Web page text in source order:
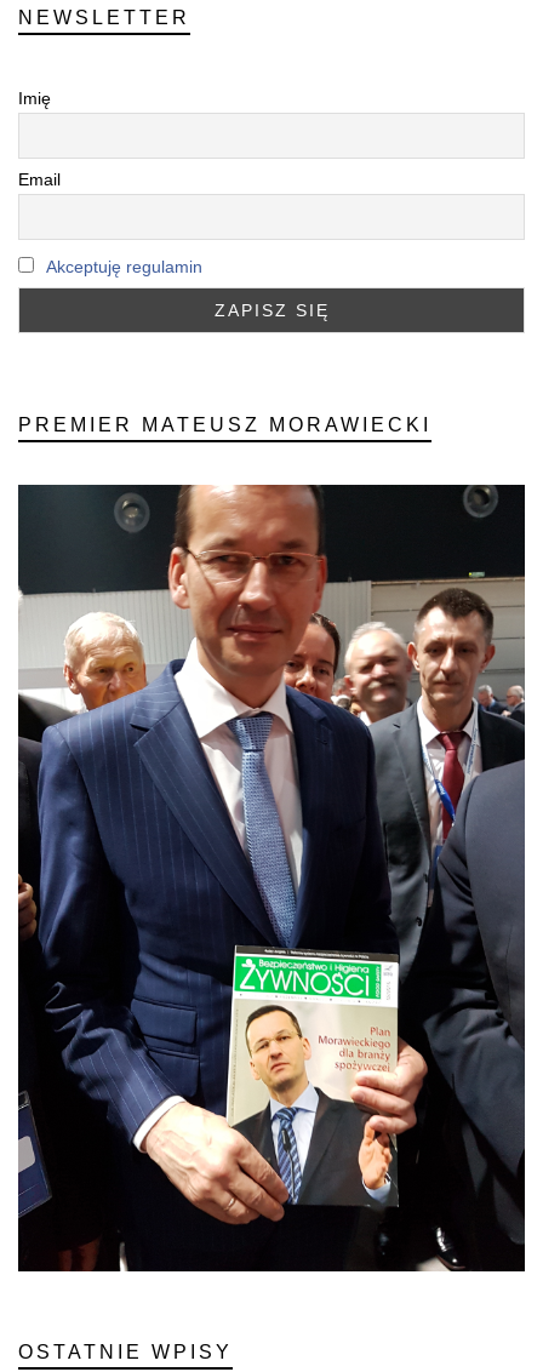
NEWSLETTER
Imię
Email
Akceptuję regulamin
PREMIER MATEUSZ MORAWIECKI
OSTATNIE WPISY